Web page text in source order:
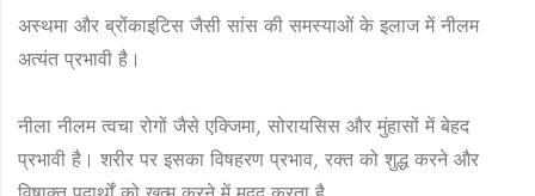
अस्थमा और ब्रोंकाइटिस जैसी सांस की समस्याओं के इलाज में नीलम
अत्यंत प्रभावी है।
नीला नीलम त्वचा रोगों जैसे एक्जिमा, सोरायसिस और मुंहासों में बेहद
प्रभावी है। शरीर पर इसका विषहरण प्रभाव, रक्त को शुद्ध करने और